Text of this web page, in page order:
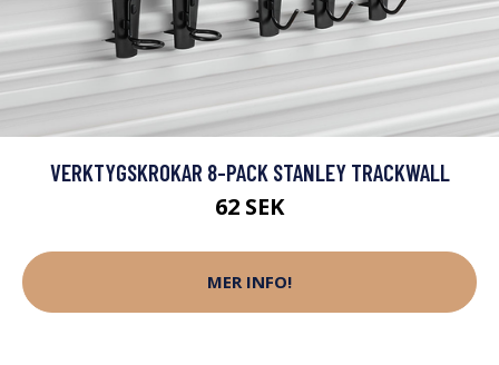
VERKTYGSKROKAR 8-PACK STANLEY TRACKWALL
62 SEK
MER INFO!